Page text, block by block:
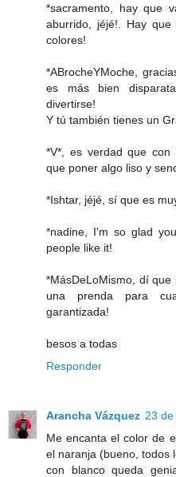
*sacramento, hay que
aburrido, jéjé!. Hay
colores!
*ABrocheYMoche,
es más bien
divertirse!
Y tú también tienes un
*V*, es verdad que con
que poner algo liso y
*Ishtar, jéjé, sí que es
*nadine, I'm so glad
people like it!
*MásDeLoMismo, dí
una prenda para
garantizada!
besos a todas
Responder
Arancha Vázquez 23
Me encanta el color de
el naranja (bueno, todos
con blanco queda